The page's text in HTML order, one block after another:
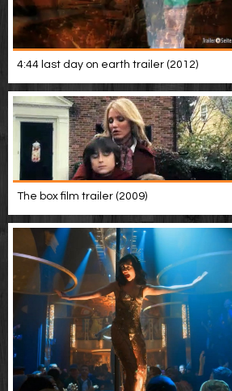
4:44 last day on earth trailer (2012)
The box film trailer (2009)